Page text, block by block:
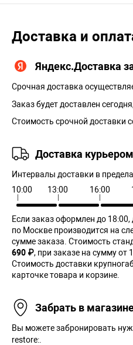
Доставка и
Яндекс.Доставка
Срочная доставка
Заказ будет доставлен
Стоимость срочной доставки
Доставка курьером
Интервалы доставки в
10:00
13:00 16:00
Если заказ оформлен до
по Москве производится на
сумме заказа. Cтоимость
690 ₽, при заказе на сумму от
Стоимость доставки
карточке товара и корзине.
Забрать в
Вы можете забронировать
restore:.